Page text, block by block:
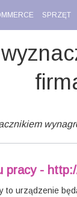
SPRZĘT
pracy -
to urządzenie